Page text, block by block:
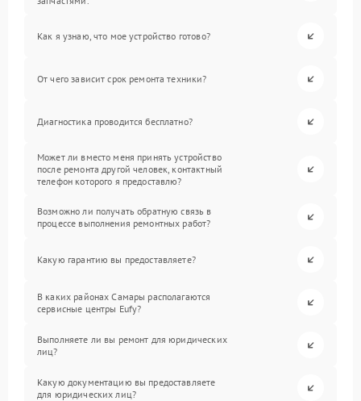
Как я узнаю, что мое устройство готово?
От чего зависит срок ремонта техники?
Диагностика проводится бесплатно?
Может ли вместо меня принять устройство
после ремонта другой человек, контактный
телефон которого я предоставлю?
Возможно ли получать обратную связь в
процессе выполнения ремонтных работ?
Какую гарантию вы предоставляете?
В каких районах Самары располагаются
сервисные центры Eufy?
Выполняете ли вы ремонт для юридических
лиц?
Какую документацию вы предоставляете
для юридических лиц?